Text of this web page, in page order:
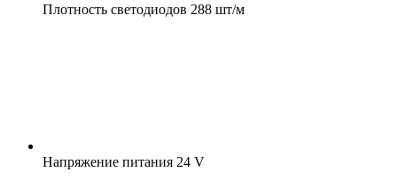
Плотность светодиодов 288 шт/м
Напряжение питания 24 V